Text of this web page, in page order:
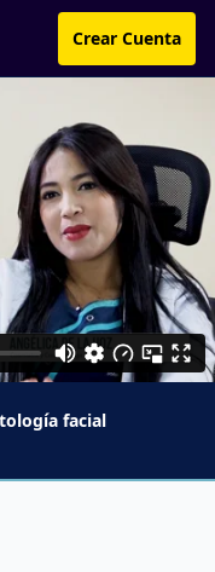
Crear Cuenta
facial